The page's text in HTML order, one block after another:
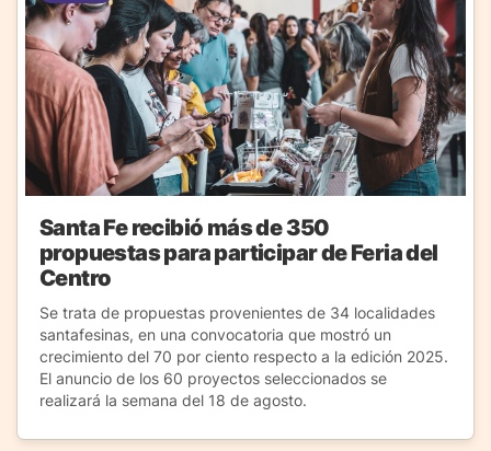
Santa Fe recibió más de 350
propuestas para participar de Feria del
Centro
Se trata de propuestas provenientes de 34 localidades
santafesinas, en una convocatoria que mostró un
crecimiento del 70 por ciento respecto a la edición 2025.
El anuncio de los 60 proyectos seleccionados se
realizará la semana del 18 de agosto.